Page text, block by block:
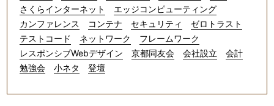
さくらインターネット
エッジコンピューティング
カンファレンス
コンテナ セキュリティ
ゼロトラスト
テストコード
ネットワーク
フレームワーク
レスポンシブWebデザイン
京都同友会 会社設立
会計
勉強会
小ネタ 登壇